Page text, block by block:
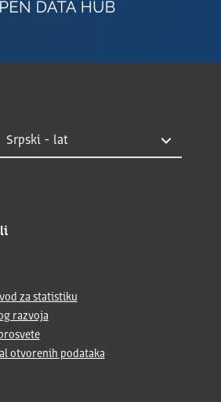
za statistiku
razvoja
otvorenih podataka